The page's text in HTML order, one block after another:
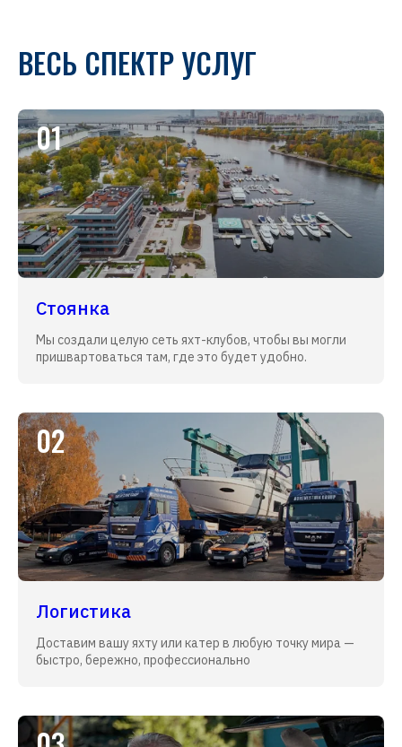
ВЕСЬ СПЕКТР УСЛУГ
01
Стоянка
Мы создали целую сеть яхт-клубов, чтобы вы могли
пришвартоваться там, где это будет удобно.
02
Логистика
Доставим вашу яхту или катер в любую точку мира —
быстро, бережно, профессионально